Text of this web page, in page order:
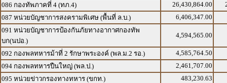
086 กองทัพภาคที่ 4 (ทภ.4)
26,430,864.00
087 หน่วยบัญชาการสงครามพิเศษ (พื้นที่ ล.บ.)
6,406,347.00
091 หน่วยบัญชาการป้องกันภัยทางอากาศกองทัพ
บก(นปอ.)
4,594,565.00
092 กองพลทหารม้าที่ 2 รักษาพระองค์ (พล.ม.2 รอ.)
4,585,764.50
094 กองพลทหารปืนใหญ่ (พล.ป.)
2,461,707.00
095 หน่วยข่าวกรองทางทหาร (ขกท.)
483,230.63